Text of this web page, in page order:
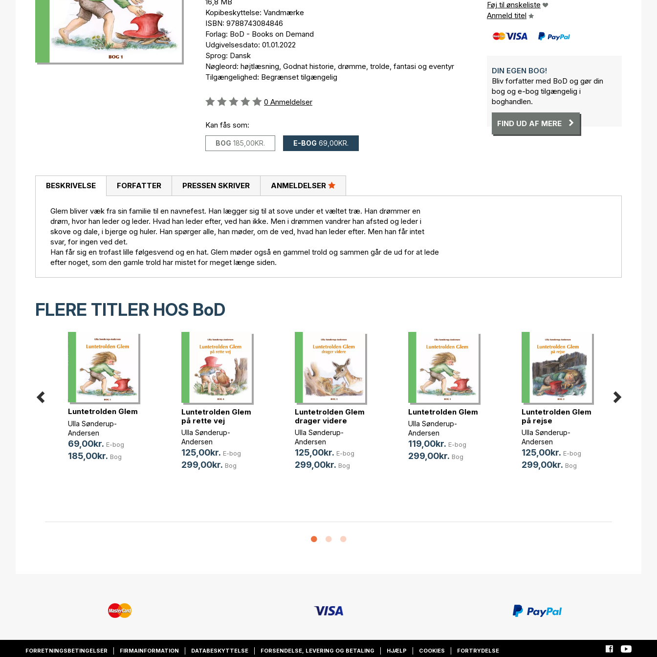
Kopibeskyttelse: Vandmærke
ISBN: 9788743084846
Forlag: BoD - Books on Demand
Udgivelsesdato: 01.01.2022
Sprog: Dansk
Nøgleord: højtlæsning, Godnat historie, drømme, trolde, fantasi og eventyr
Tilgængelighed: Begrænset tilgængelig
Anmeldelse::
0 Anmeldelser
Kan fås som:
BOG 185,00KR. E-BOG 69,00KR.
Føj til ønskeliste
Anmeld titel
DIN EGEN BOG!
Bliv forfatter med BoD og gør din
bog og e-bog tilgængelig i
boghandlen.
FIND UD AF MERE
BESKRIVELSE
Glem bliver væk fra sin familie til en navnefest. Han lægger sig til at sove under et væltet træ. Han drømmer en
drøm, hvor han leder og leder. Hvad han leder efter, ved han ikke. Men i drømmen vandrer han afsted og leder i
skove og dale, i bjerge og huler. Han spørger alle, han møder, om de ved, hvad han leder efter. Men han får intet
svar, for ingen ved det.
Han får sig en trofast lille følgesvend og en hat. Glem møder også en gammel trold og sammen går de ud for at lede
efter noget, som den gamle trold har mistet for meget længe siden.
FORFATTER PRESSEN SKRIVER ANMELDELSER
FLERE TITLER HOS BoD
Luntetrolden Glem
Ulla Sønderup-
Andersen
69,00kr. E-bog
185,00kr. Bog
Luntetrolden Glem
på rette vej
Ulla Sønderup-
Andersen
125,00kr. E-bog
299,00kr. Bog
Luntetrolden Glem
drager videre
Ulla Sønderup-
Andersen
125,00kr. E-bog
299,00kr. Bog
Luntetrolden Glem
Ulla Sønderup-
Andersen
119,00kr. E-bog
299,00kr. Bog
Luntetrolden Glem
på rejse
Ulla Sønderup-
Andersen
125,00kr. E-bog
299,00kr. Bog
FORRETNINGSBETINGELSER FIRMAINFORMATION DATABESKYTTELSE FORSENDELSE, LEVERING OG BETALING HJÆLP COOKIES FORTRYDELSE